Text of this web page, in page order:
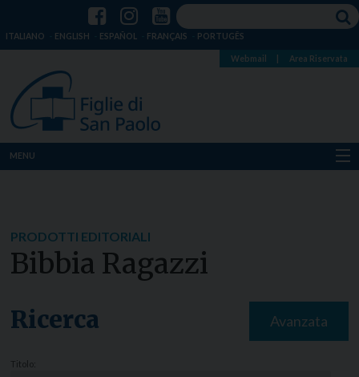
ITALIANO ENGLISH ESPAÑOL FRANÇAIS PORTUGÊS
Webmail Area Riservata
MENU
Notizie
PRODOTTI EDITORIALI
Bibbia Ragazzi
Ricerca Avanzata
Titolo: